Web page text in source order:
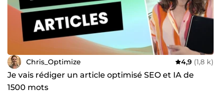
Chris_Optimize 4,9 (1,8 k)
Je vais rédiger un article optimisé SEO et IA de
1500 mots